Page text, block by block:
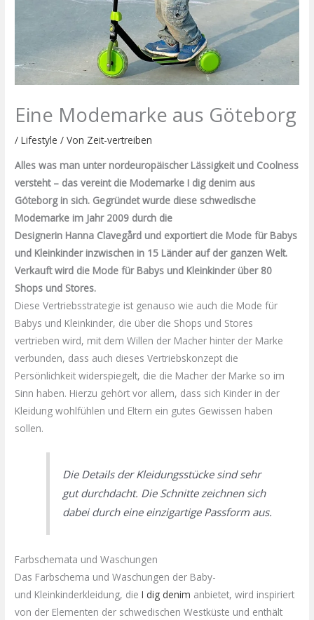
Eine Modemarke aus Göteborg
/Lifestyle / Von Zeit-vertreiben
Alles was man unter nordeuropäischer Lässigkeit und Coolness
versteht – das vereint die Modemarke I dig denim aus
Göteborg in sich. Gegründet wurde diese schwedische
Modemarke im Jahr 2009 durch die
Designerin Hanna Clavegård und exportiert die Mode für Babys
und Kleinkinder inzwischen in 15 Länder auf der ganzen Welt.
Verkauft wird die Mode für Babys und Kleinkinder über 80
Shops und Stores.
DieseVertriebsstrategie ist genauso wie auch die Mode für
Babys und Kleinkinder, die über die Shops und Stores
vertrieben wird, mit dem Willen der Macher hinter der Marke
verbunden, dass auch diesesVertriebskonzept die
Persönlichkeit widerspiegelt, die die Macher der Marke so im
Sinn haben. Hierzu gehört vor allem, dass sich Kinder in der
Kleidung wohlfühlen und Eltern ein gutes Gewissen haben
sollen.
Die Details der Kleidungsstücke sind sehr
gut durchdacht. Die Schnitte zeichnen sich
dabei durch eine einzigartige Passform aus.
Farbschemata und Waschungen
Das Farbschema und Waschungen der Baby-
und Kleinkinderkleidung, dieI dig denim anbietet, wird inspiriert
von der Elementen der schwedischen Westküste und enthält